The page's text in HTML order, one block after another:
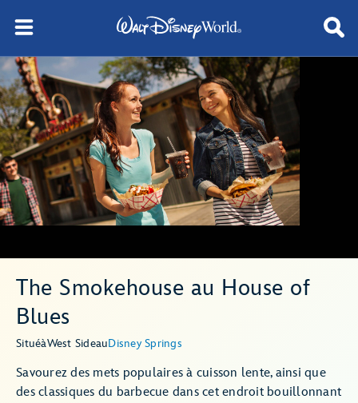
The Smokehouse au House of
Blues
SituéàWest SideauDisney Springs
Savourez des mets populaires à cuisson lente, ainsi que
des classiques du barbecue dans cet endroit bouillonnant